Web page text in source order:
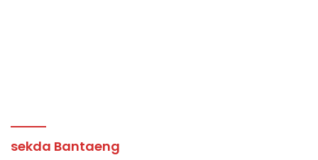
sekda Bantaeng